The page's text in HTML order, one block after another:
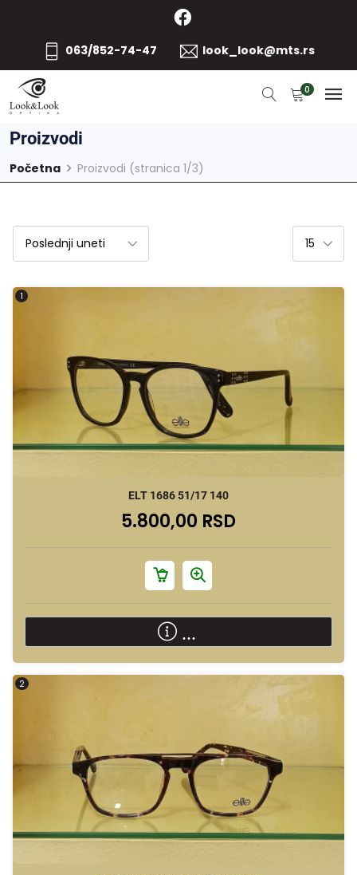
063/852-74-47 look_look@mts.rs
0
Proizvodi
Početna Proizvodi (stranica 1/3)
1
ELT 1686 51/17 140
5.800,00 RSD
...
2